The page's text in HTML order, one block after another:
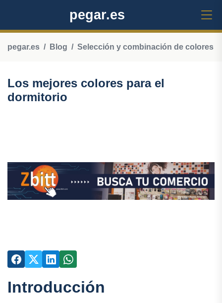
pegar.es
pegar.es Blog Selección y combinación de colores
Los mejores colores para el
dormitorio
Introducción